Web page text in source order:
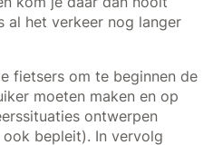
al het verkeer nog langer
fietsers om te beginnen de
moeten maken en op
ontwerpen
bepleit). In vervolg